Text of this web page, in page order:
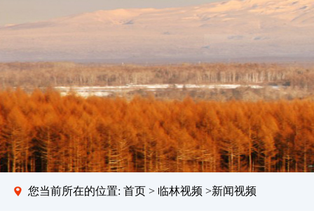
您当前所在的位置: 首页 > 临林视频 >新闻视频